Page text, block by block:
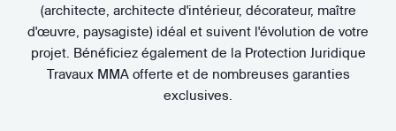
(architecte, architecte d'intérieur, décorateur, maître
d'œuvre, paysagiste) idéal et suivent l'évolution de votre
projet. Bénéficiez également de la Protection Juridique
Travaux MMA offerte et de nombreuses garanties
exclusives.